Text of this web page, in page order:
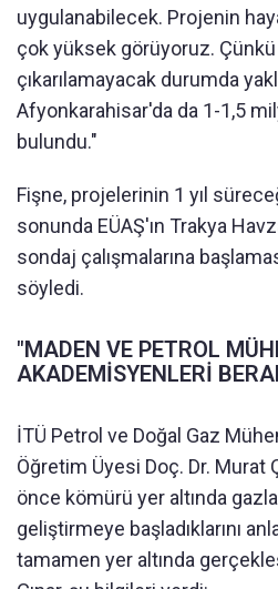
uygulanabilecek. Projenin
çok yüksek görüyoruz. Çünkü
çıkarılamayacak durumda
Afyonkarahisar'da da 1-1,5
bulundu."
Fişne, projelerinin 1 yıl
sonunda EÜAŞ'ın Trakya
sondaj çalışmalarına
söyledi.
"MADEN VE PETROL
AKADEMİSYENLERİ
İTÜ Petrol ve Doğal Gaz
Öğretim Üyesi Doç. Dr. Murat
önce kömürü yer altında
geliştirmeye başladıklarını
tamamen yer altında